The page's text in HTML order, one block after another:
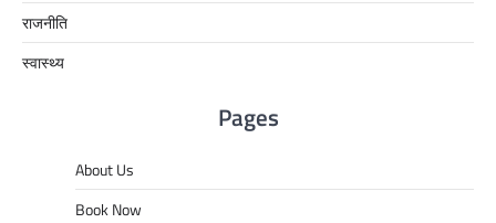
राजनीति
स्वास्थ्य
Pages
About Us
Book Now